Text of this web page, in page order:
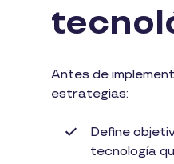
Antes de
estrategias:
Define
tecnología